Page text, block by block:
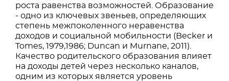
роста равенства возможностей. Образование
- одно из ключевых звеньев, определяющих
степень межпоколенного неравенства
доходов и социальной мобильности (Becker и
Tomes, 1979,1986; Duncan и Murnane, 2011).
Качество родительского образования влияет
на доходы детей через несколько каналов,
одним из которых является уровень